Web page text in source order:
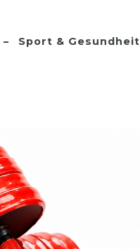
Sport & Gesundheit